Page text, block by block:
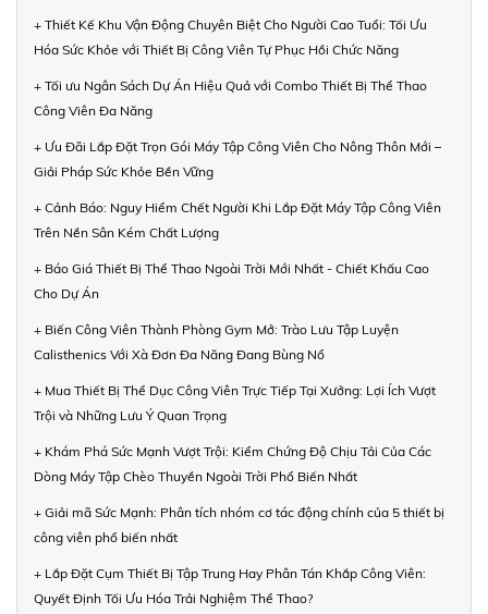
+ Thiết Kế Khu Vận Động Chuyên Biệt Cho Người Cao Tuổi: Tối Ưu
Hóa Sức Khỏe với Thiết Bị Công Viên Tự Phục Hồi Chức Năng
+ Tối ưu Ngân Sách Dự Án Hiệu Quả với Combo Thiết Bị Thể Thao
Công Viên Đa Năng
+ Ưu Đãi Lắp Đặt Trọn Gói Máy Tập Công Viên Cho Nông Thôn Mới –
Giải Pháp Sức Khỏe Bền Vững
+ Cảnh Báo: Nguy Hiểm Chết Người Khi Lắp Đặt Máy Tập Công Viên
Trên Nền Sân Kém Chất Lượng
+ Báo Giá Thiết Bị Thể Thao Ngoài Trời Mới Nhất - Chiết Khấu Cao
Cho Dự Án
+ Biến Công Viên Thành Phòng Gym Mở: Trào Lưu Tập Luyện
Calisthenics Với Xà Đơn Đa Năng Đang Bùng Nổ
+ Mua Thiết Bị Thể Dục Công Viên Trực Tiếp Tại Xưởng: Lợi Ích Vượt
Trội và Những Lưu Ý Quan Trọng
+ Khám Phá Sức Mạnh Vượt Trội: Kiểm Chứng Độ Chịu Tải Của Các
Dòng Máy Tập Chèo Thuyền Ngoài Trời Phổ Biến Nhất
+ Giải mã Sức Mạnh: Phân tích nhóm cơ tác động chính của 5 thiết bị
công viên phổ biến nhất
+ Lắp Đặt Cụm Thiết Bị Tập Trung Hay Phân Tán Khắp Công Viên:
Quyết Định Tối Ưu Hóa Trải Nghiệm Thể Thao?